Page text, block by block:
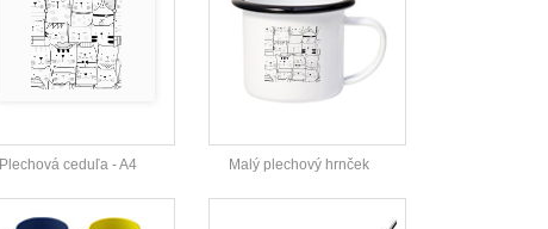
Plechová ceduľa - A4 Malý plechový hrnček